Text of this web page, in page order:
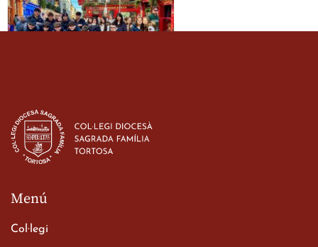
d’ESO-BSD a Irlanda
23 de març de 2026
Menú
Col·legi